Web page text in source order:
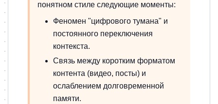
понятном стиле следующие моменты:
Феномен "цифрового тумана" и
постоянного переключения
контекста.
Связь между коротким форматом
контента (видео, посты) и
ослаблением долговременной
памяти.